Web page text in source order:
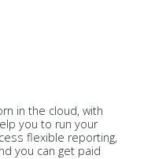
in the cloud, with
you to run your
flexible reporting,
you can get paid